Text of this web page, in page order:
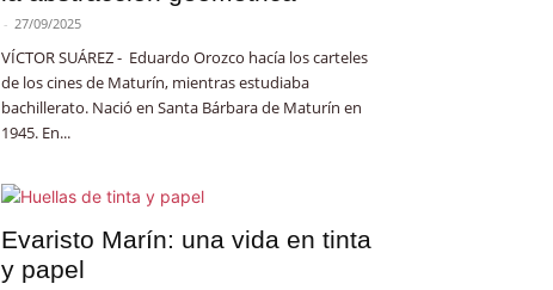
- 27/09/2025
VÍCTOR SUÁREZ - Eduardo Orozco hacía los carteles
de los cines de Maturín, mientras estudiaba
bachillerato. Nació en Santa Bárbara de Maturín en
1945. En...
Evaristo Marín: una vida en tinta
y papel